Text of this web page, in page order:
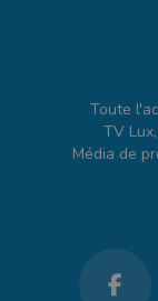
Toute
TV
Média de